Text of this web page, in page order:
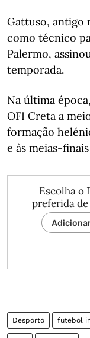
Gattuso, antigo
como técnico
Palermo,
temporada.
Na última
OFI Creta a
formação
e às meias-
Escolha o
preferida
Desporto futebol